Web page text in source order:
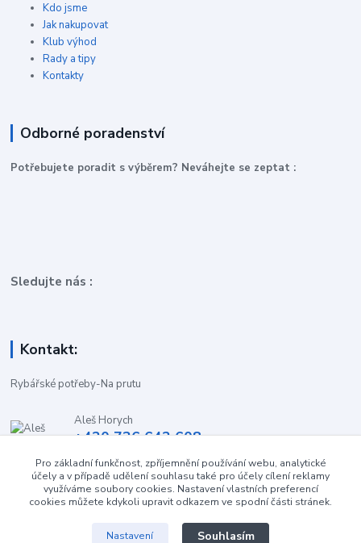
Kdo jsme
Jak nakupovat
Klub výhod
Rady a tipy
Kontakty
Odborné poradenství
Potřebujete poradit s výběrem? Neváhejte se zeptat :
Sledujte nás :
Kontakt:
Rybářské potřeby-Na prutu
Aleš Horych
+420 736 642 608
obchod-naprutu@seznam.cz
Pro základní funkčnost, zpříjemnění používání webu, analytické
účely a v případě udělení souhlasu také pro účely cílení reklamy
využíváme soubory cookies. Nastavení vlastních preferencí
cookies můžete kdykoli upravit odkazem ve spodní části stránek.
Nastavení Souhlasím